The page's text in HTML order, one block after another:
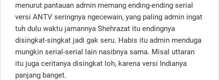
menurut pantauan admin memang ending-ending serial
versi ANTV seringnya ngecewain, yang paling admin ingat
tuh dulu waktu jamannya Shehrazat itu endingnya
disingkat-singkat jadi gak seru. Habis itu admin menduga
mungkin serial-serial lain nasibnya sama. Misal uttaran
itu juga ceritanya disingkat loh, karena versi Indianya
panjang banget.